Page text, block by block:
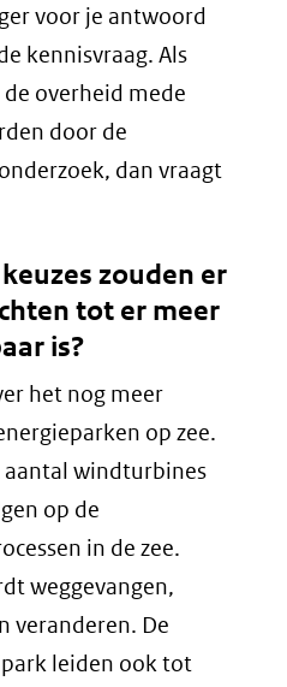
voor je antwoord
kennisvraag. Als
overheid mede
door de
dan vraagt
zouden er
tot er meer
is?
het nog meer
op zee.
aantal windturbines
op de
in de zee.
weggevangen,
veranderen. De
leiden ook tot